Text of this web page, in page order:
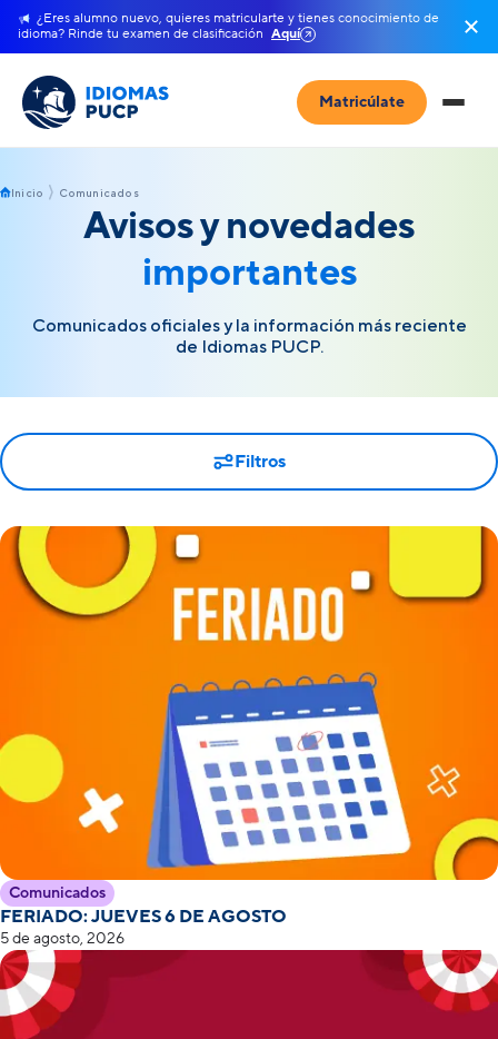
¿Eres alumno nuevo, quieres matricularte y tienes conocimiento de
idioma? Rinde tu examen de clasificación Aquí
Matricúlate
Inicio Comunicados
Avisos y novedades
importantes
Comunicados oficiales y la información más reciente
de Idiomas PUCP.
Filtros
Comunicados
FERIADO: JUEVES 6 DE AGOSTO
5 de agosto, 2026